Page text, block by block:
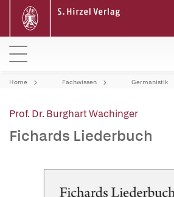
Home Fachwissen Germanistik
Prof. Dr. Burghart Wachinger
Fichards Liederbuch